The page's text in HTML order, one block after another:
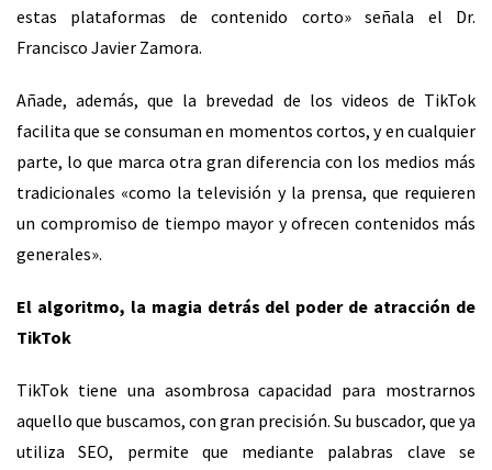
estas plataformas de contenido corto» señala el Dr.
Francisco Javier Zamora.
Añade, además, que la brevedad de los videos de TikTok
facilita que se consuman en momentos cortos, y en cualquier
parte, lo que marca otra gran diferencia con los medios más
tradicionales «como la televisión y la prensa, que requieren
un compromiso de tiempo mayor y ofrecen contenidos más
generales».
El algoritmo, la magia detrás del poder de atracción de
TikTok
TikTok tiene una asombrosa capacidad para mostrarnos
aquello que buscamos, con gran precisión. Su buscador, que ya
utiliza SEO, permite que mediante palabras clave se